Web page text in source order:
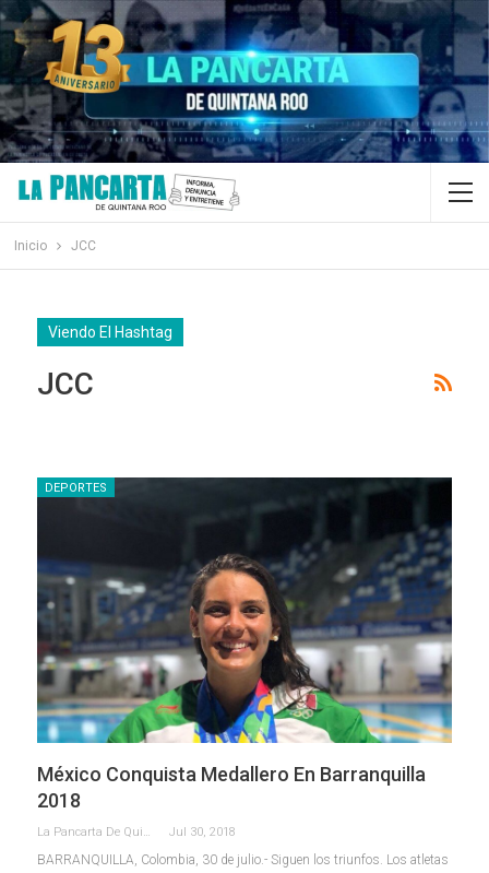
Inicio JCC
Viendo El Hashtag
JCC
DEPORTES
México Conquista Medallero En Barranquilla
2018
La Pancarta De Quintana Roo Jul 30, 2018
BARRANQUILLA, Colombia, 30 de julio.- Siguen los triunfos. Los atletas